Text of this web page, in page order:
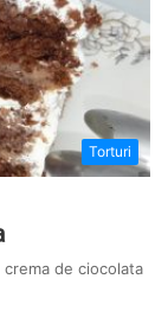
Torturi
de ciocolata